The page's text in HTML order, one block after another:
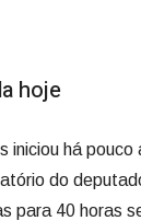
hoje
iniciou há
do
para 40 horas